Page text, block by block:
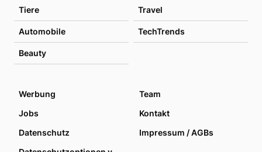
Tiere Travel
Automobile TechTrends
Beauty
Werbung
Team
Jobs
Kontakt
Datenschutz
Impressum / AGBs